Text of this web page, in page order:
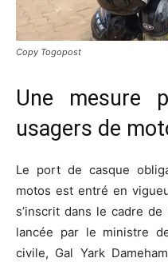
Copy Togopost
Une mesure
usagers de
Le port de casque
motos est entré en
s’inscrit dans le cadre
lancée par le ministre
civile, Gal Yark